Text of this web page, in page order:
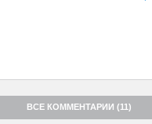
ВСЕ КОММЕНТАРИИ (11)